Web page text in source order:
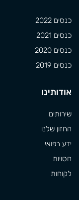
כנסים 2022
כנסים 2021
כנסים 2020
כנסים 2019
אודותינו
שירותים
החזון שלנו
ידע רפואי
חסויות
לקוחות